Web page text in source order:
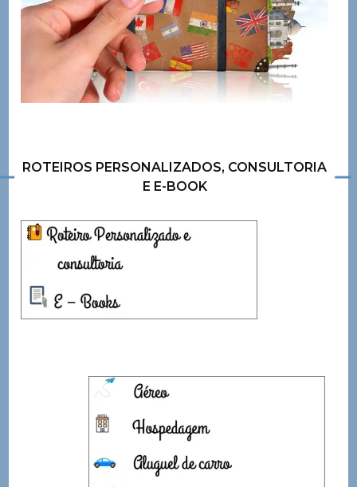
ROTEIROS PERSONALIZADOS, CONSULTORIA
E E-BOOK